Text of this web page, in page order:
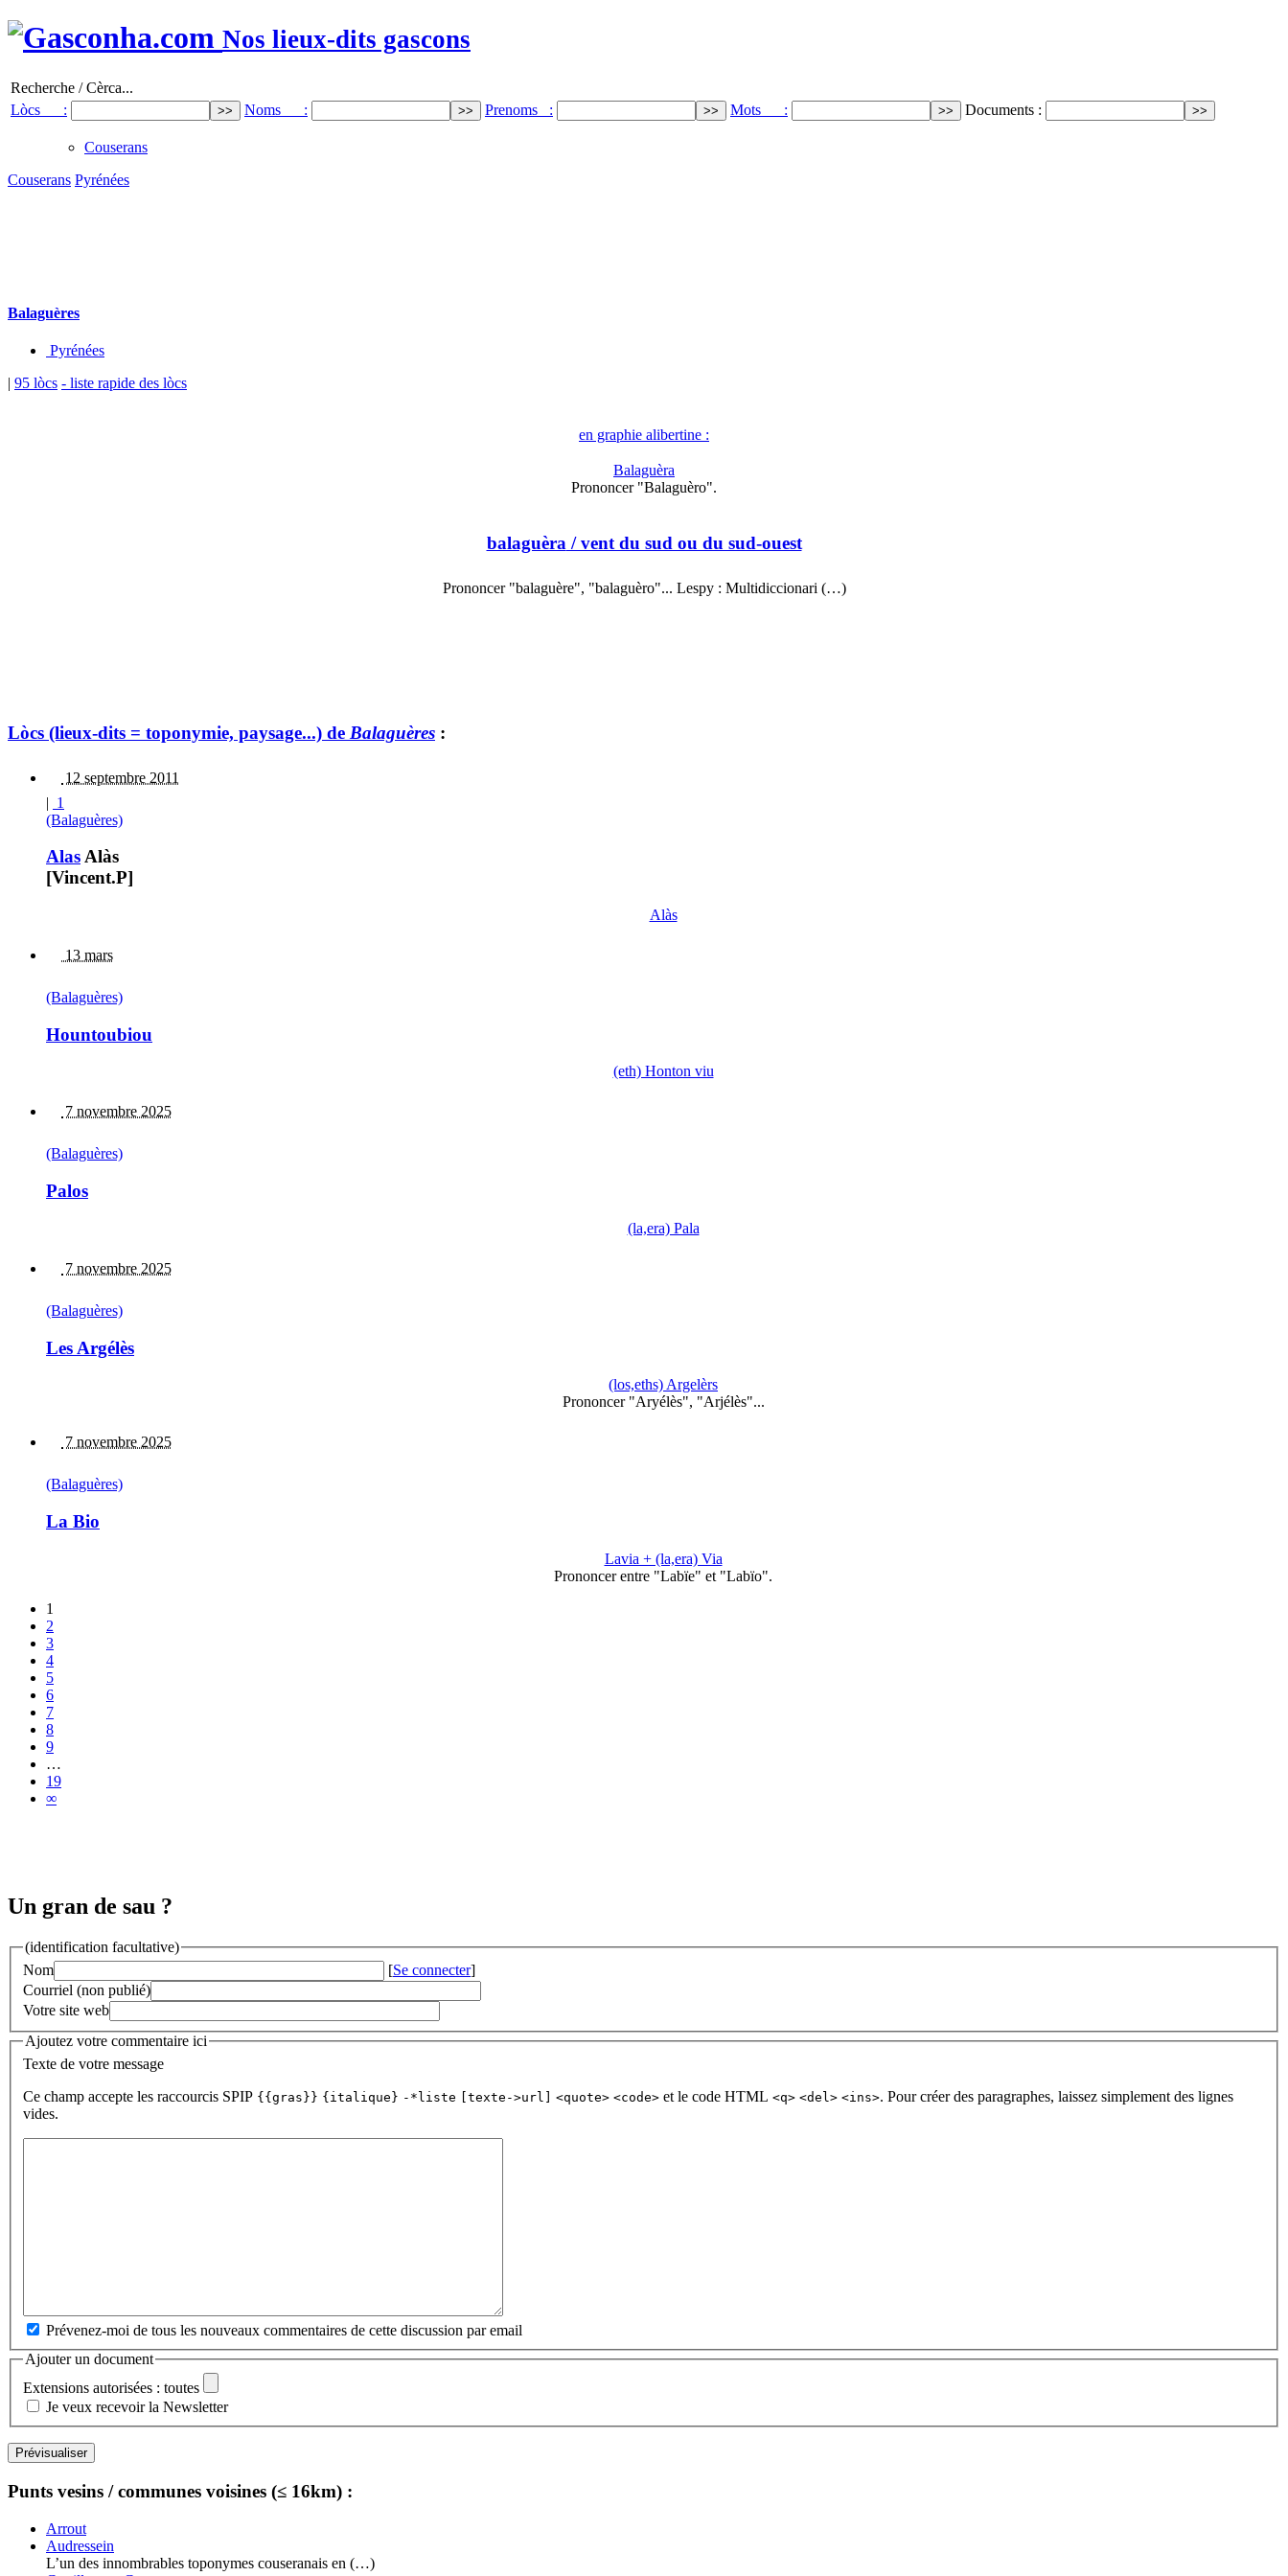
Nos lieux-dits gascons
Recherche / Cèrca...
Lòcs :
Noms : Prenoms : Mots : Documents :
Couserans
Couserans Pyrénées
Balaguères
Pyrénées
| 95 lòcs - liste rapide des lòcs
en graphie alibertine :
Balaguèra
Prononcer "Balaguèro".
balaguèra / vent du sud ou du sud-ouest
Prononcer "balaguère", "balaguèro"... Lespy : Multidiccionari (…)
Lòcs (lieux-dits = toponymie, paysage...) de Balaguères :
12 septembre 2011
| 1
(Balaguères)
AlasAlàs
[Vincent.P]
Alàs
13 mars
(Balaguères)
Hountoubiou
(eth) Honton viu
7 novembre 2025
(Balaguères)
Palos
(la,era) Pala
7 novembre 2025
(Balaguères)
Les Argélès
(los,eths) Argelèrs
Prononcer "Aryélès", "Arjélès"...
7 novembre 2025
(Balaguères)
La Bio
Lavia + (la,era) Via
Prononcer entre "Labïe" et "Labïo".
1
2
3
4
5
6
7
8
9
…
19
∞
Un gran de sau ?
(identification facultative)
Nom
[Se connecter]
Courriel (non publié)
Votre site web
Ajoutez votre commentaire ici
Texte de votre message
Ce champ accepte les raccourcis SPIP {{gras}} {italique} -*liste [texte->url] <quote> <code> et le code HTML <q> <del> <ins>. Pour créer des paragraphes, laissez simplement des lignes
vides.
Prévenez-moi de tous les nouveaux commentaires de cette discussion par email
Ajouter un document
Extensions autorisées : toutes
Je veux recevoir la Newsletter
Punts vesins / communes voisines (≤ 16km) :
Arrout
Audressein
L’un des innombrables toponymes couseranais en (…)